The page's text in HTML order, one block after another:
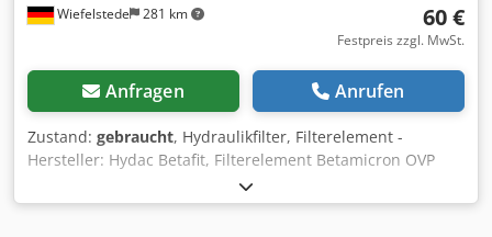
Wiefelstede 281 km 60 €
Festpreis zzgl. MwSt.
Anfragen Anrufen
Zustand: gebraucht, Hydraulikfilter, Filterelement -
Hersteller: Hydac Betafit, Filterelement Betamicron OVP
Djdpfx Amsf Hk Sae Aock -Typ: 1.06.08 D 03 BN -
Abmessung: Ø 152 x 207 mm -Gewicht: 1,6 kg